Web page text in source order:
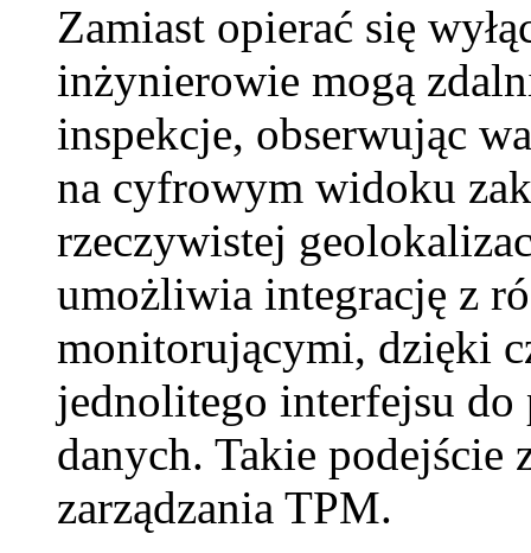
Zamiast opierać się
inżynierowie mogą
inspekcje, obserwując
na cyfrowym widoku
rzeczywistej
umożliwia integrację z
monitorującymi, dzięki
jednolitego interfejsu
danych. Takie podejście
zarządzania TPM.